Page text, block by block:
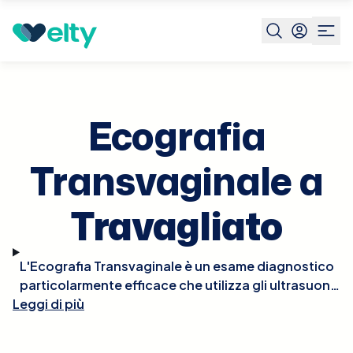
Prenota visita Travagliato
Ecografia
Transvaginale a
Travagliato
L'Ecografia Transvaginale è un esame diagnostico
particolarmente efficace che utilizza gli ultrasuoni
per fornire immagini dettagliate degli organi pelvici
Leggi di più